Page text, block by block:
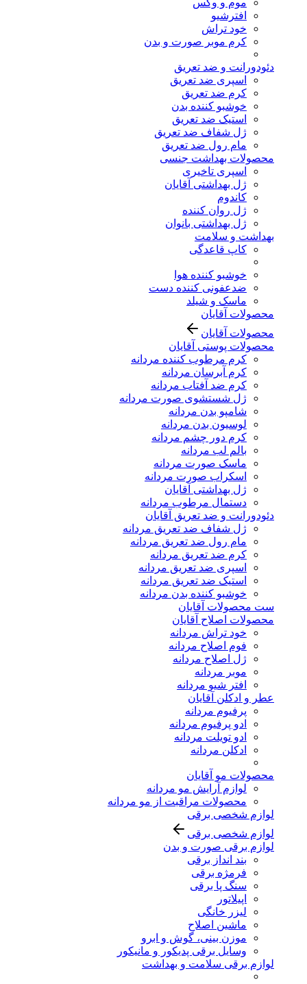
موم و وکس
افترشیو
خود تراش
کرم موبر صورت و بدن
دئودورانت و ضد تعریق
اسپری ضد تعریق
کرم ضد تعریق
خوشبو کننده بدن
استیک ضد تعریق
ژل شفاف ضد تعریق
مام رول ضد تعریق
محصولات بهداشت جنسی
اسپری تاخیری
ژل بهداشتی آقایان
کاندوم
ژل روان کننده
ژل بهداشتی بانوان
بهداشت و سلامت
کاپ قاعدگی
خوشبو کننده هوا
ضدعفونی کننده دست
ماسک و شیلد
محصولات آقایان
محصولات آقایان
محصولات پوستی آقایان
کرم مرطوب کننده مردانه
کرم آبرسان مردانه
کرم ضد آفتاب مردانه
ژل شستشوی صورت مردانه
شامپو بدن مردانه
لوسیون بدن مردانه
کرم دور چشم مردانه
بالم لب مردانه
ماسک صورت مردانه
اسکراب صورت مردانه
ژل بهداشتی آقایان
دستمال مرطوب مردانه
دئودورانت و ضد تعریق آقایان
ژل شفاف ضد تعریق مردانه
مام رول ضد تعریق مردانه
کرم ضد تعریق مردانه
اسپری ضد تعریق مردانه
استیک ضد تعریق مردانه
خوشبو کننده بدن مردانه
ست محصولات آقایان
محصولات اصلاح آقایان
خود تراش مردانه
فوم اصلاح مردانه
ژل اصلاح مردانه
موبر مردانه
افتر شیو مردانه
عطر و ادکلن آقایان
پرفیوم مردانه
ادو پرفیوم مردانه
ادو تویلت مردانه
ادکلن مردانه
محصولات مو آقایان
لوازم آرایش مو مردانه
محصولات مراقبت از مو مردانه
لوازم شخصی برقی
لوازم شخصی برقی
لوازم برقی صورت و بدن
بند انداز برقی
فرمژه برقی
سنگ پا برقی
اپیلاتور
لیزر خانگی
ماشین اصلاح
موزن بینی، گوش و ابرو
وسایل برقی پدیکور و مانیکور
لوازم برقی سلامت و بهداشت